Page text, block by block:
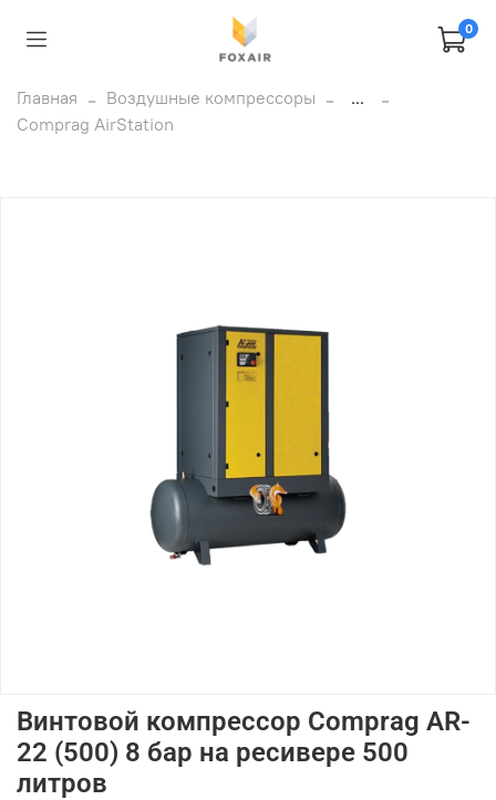
0
Главная Воздушные компрессоры
...
Comprag AirStation
Винтовой компрессор Comprag AR-
22 (500) 8 бар на ресивере 500
литров